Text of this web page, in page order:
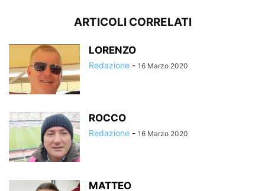
ARTICOLI CORRELATI
LORENZO
Redazione - 16 Marzo 2020
ROCCO
Redazione - 16 Marzo 2020
MATTEO